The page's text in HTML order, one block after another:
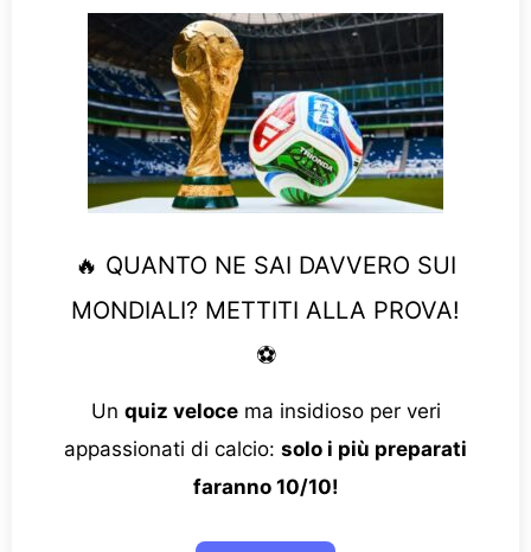
🔥 QUANTO NE SAI DAVVERO SUI
MONDIALI? METTITI ALLA PROVA!
⚽
Un quiz velocema insidioso per veri
appassionati di calcio: solo i più preparati
faranno 10/10!